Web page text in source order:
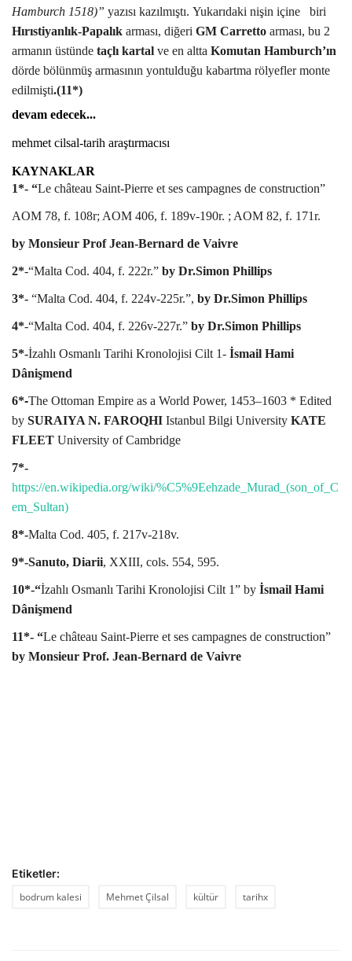
Hamburch 1518)” yazısı kazılmıştı. Yukarıdaki nişin içine
biri
Hırıstiyanlık-Papalık arması, diğeri GM Carretto arması, bu 2
armanın üstünde taçlı kartal ve en altta Komutan Hamburch’ın
dörde bölünmüş armasının yontulduğu kabartma rölyefler monte
edilmişti.(11*)
devam edecek...
mehmet cilsal-tarih araştırmacısı
KAYNAKLAR
1*- “Le château Saint-Pierre et ses campagnes de construction”
AOM 78, f. 108r; AOM 406, f. 189v-190r. ; AOM 82, f. 171r.
by Monsieur Prof Jean-Bernard de Vaivre
2*-“Malta Cod. 404, f. 222r.” by Dr.Simon Phillips
3*- “Malta Cod. 404, f. 224v-225r.”, by Dr.Simon Phillips
4*-“Malta Cod. 404, f. 226v-227r.” by Dr.Simon Phillips
5*-İzahlı Osmanlı Tarihi Kronolojisi Cilt 1- İsmail Hami
Dânişmend
6*-The Ottoman Empire as a World Power, 1453–1603 * Edited
by SURAIYA N. FAROQHI Istanbul Bilgi University KATE
FLEET University of Cambridge
7*-
https://en.wikipedia.org/wiki/%C5%9Eehzade_Murad_(son_of_C
em_Sultan)
8*-Malta Cod. 405, f. 217v-218v.
9*-Sanuto, Diarii, XXIII, cols. 554, 595.
10*-“İzahlı Osmanlı Tarihi Kronolojisi Cilt 1” by İsmail Hami
Dânişmend
11*- “Le château Saint-Pierre et ses campagnes de construction”
by Monsieur Prof. Jean-Bernard de Vaivre
Etiketler:
bodrum kalesi
Mehmet Çilsal kültür tarihx